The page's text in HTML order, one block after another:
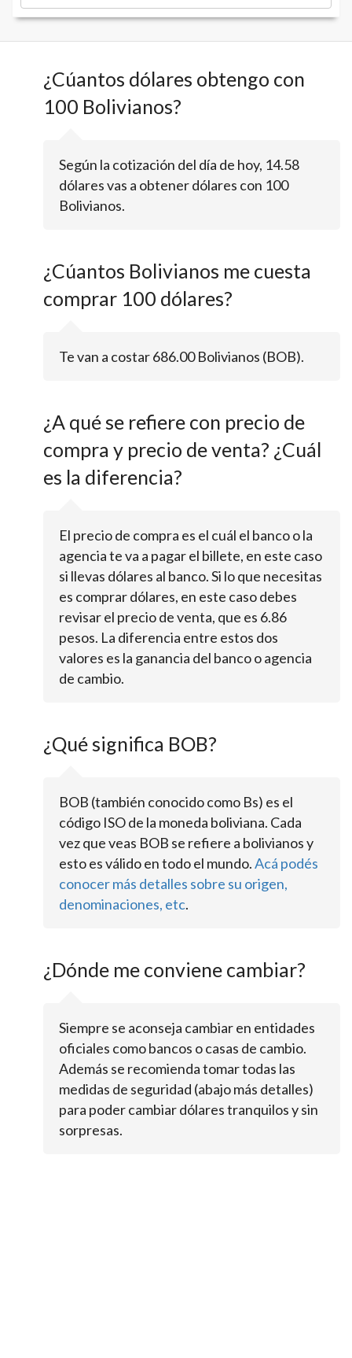
¿Cúantos dólares obtengo con
100 Bolivianos?
Según la cotización del día de hoy, 14.58
dólares vas a obtener dólares con 100
Bolivianos.
¿Cúantos Bolivianos me cuesta
comprar 100 dólares?
Te van a costar 686.00 Bolivianos (BOB).
¿A qué se refiere con precio de
compra y precio de venta? ¿Cuál
es la diferencia?
El precio de compra es el cuál el banco o la
agencia te va a pagar el billete, en este caso
si llevas dólares al banco. Si lo que necesitas
es comprar dólares, en este caso debes
revisar el precio de venta, que es 6.86
pesos. La diferencia entre estos dos
valores es la ganancia del banco o agencia
de cambio.
¿Qué significa BOB?
BOB (también conocido como Bs) es el
código ISO de la moneda boliviana. Cada
vez que veas BOB se refiere a bolivianos y
esto es válido en todo el mundo.Acá podés
conocer más detalles sobre su origen,
denominaciones, etc.
¿Dónde me conviene cambiar?
Siempre se aconseja cambiar en entidades
oficiales como bancos o casas de cambio.
Además se recomienda tomar todas las
medidas de seguridad (abajo más detalles)
para poder cambiar dólares tranquilos y sin
sorpresas.